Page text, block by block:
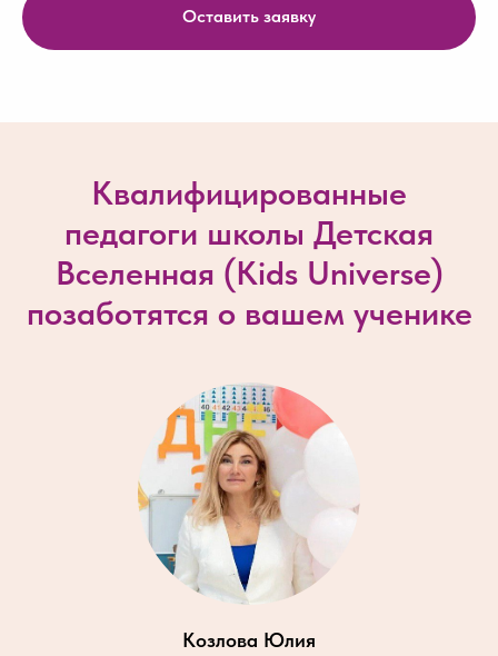
Оставить заявку
Квалифицированные
педагоги школы Детская
Вселенная (Kids Universe)
позаботятся о вашем ученике
Козлова Юлия